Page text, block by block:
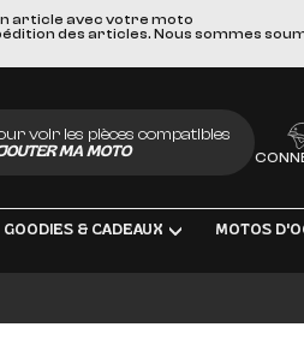
article avec votre moto
des articles. Nous sommes
voir les pièces compatibles
MA MOTO
GOODIES & CADEAUX MOTOS